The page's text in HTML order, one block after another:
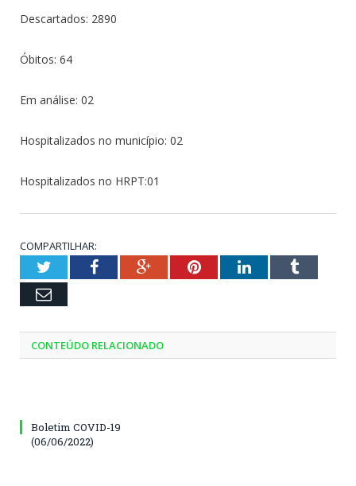
Descartados: 2890
Óbitos: 64
Em análise: 02
Hospitalizados no município: 02
Hospitalizados no HRPT:01
COMPARTILHAR:
TwitterFacebookGoogle+PinterestLinkedInTumblr
Email
CONTEÚDO RELACIONADO
Boletim COVID-19
(06/06/2022)